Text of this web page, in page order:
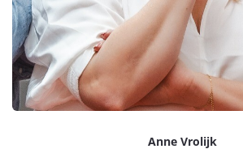
Anne Vrolijk